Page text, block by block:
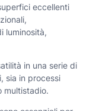
eccellenti
luminosità,
in una serie di
sia in processi
multistadio.